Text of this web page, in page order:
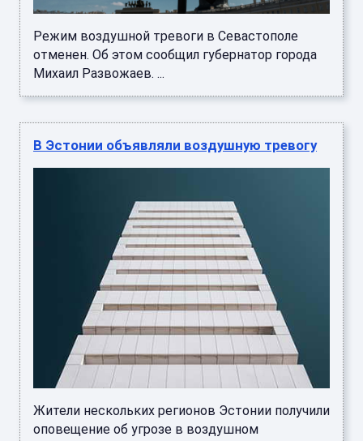
Режим воздушной тревоги в Севастополе
отменен. Об этом сообщил губернатор города
Михаил Развожаев. ...
В Эстонии объявляли воздушную тревогу
Жители нескольких регионов Эстонии получили
оповещение об угрозе в воздушном